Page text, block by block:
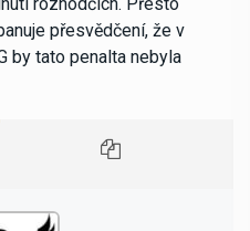
přesvědčení, že v
by tato penalta nebyla